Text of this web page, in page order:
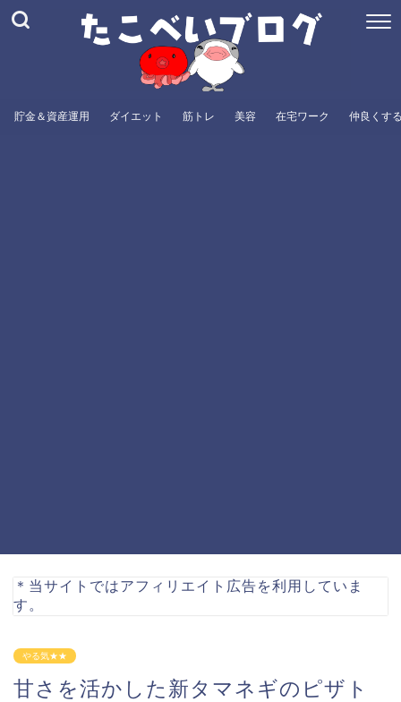
貯金＆資産運用 ダイエット 筋トレ 美容 在宅ワーク 仲良くす
＊当サイトではアフィリエイト広告を利用していま
す。
やる気★★
甘さを活かした新タマネギのピザト